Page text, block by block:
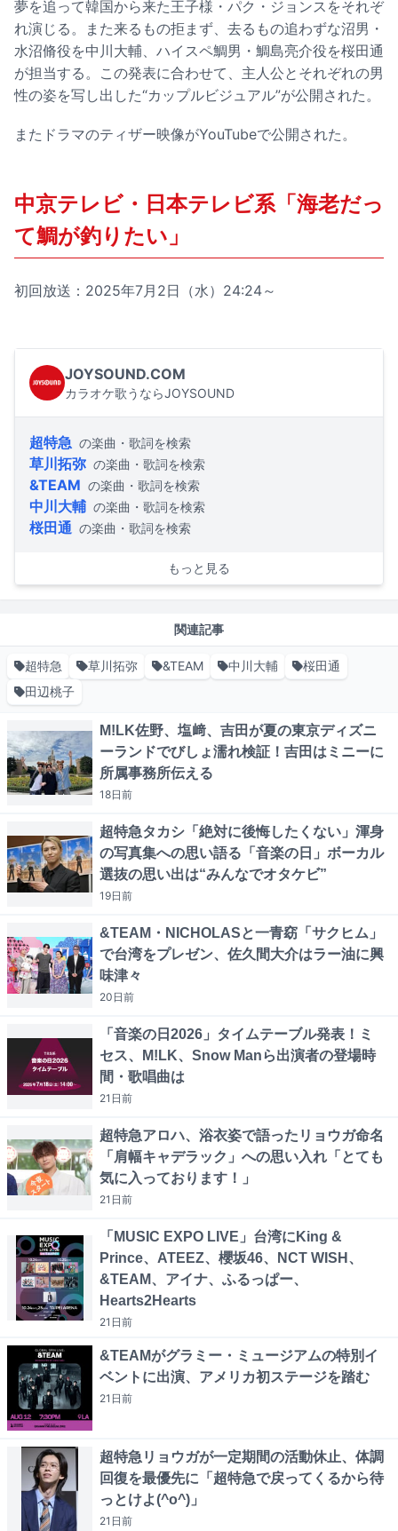
夢を追って韓国から来た王子様・パク・ジョンスをそれぞ
れ演じる。また来るもの拒まず、去るもの追わずな沼男・
水沼脩役を中川大輔、ハイスペ鯛男・鯛島亮介役を桜田通
が担当する。この発表に合わせて、主人公とそれぞれの男
性の姿を写し出した“カップルビジュアル”が公開された。
またドラマのティザー映像がYouTubeで公開された。
中京テレビ・日本テレビ系「海老だっ
て鯛が釣りたい」
初回放送：2025年7月2日（水）24:24～
JOYSOUND.COM
カラオケ歌うならJOYSOUND
超特急 の楽曲・歌詞を検索
草川拓弥 の楽曲・歌詞を検索
&TEAM の楽曲・歌詞を検索
中川大輔 の楽曲・歌詞を検索
桜田通 の楽曲・歌詞を検索
もっと見る
関連記事
超特急 草川拓弥 &TEAM 中川大輔
桜田通
田辺桃子
M!LK佐野、塩﨑、吉田が夏の東京ディズニ
ーランドでびしょ濡れ検証！吉田はミニーに
所属事務所伝える
18日前
超特急タカシ「絶対に後悔したくない」渾身
の写真集への思い語る「音楽の日」ボーカル
選抜の思い出は“みんなでオタケビ”
19日前
&TEAM・NICHOLASと一青窈「サクヒム」
で台湾をプレゼン、佐久間大介はラー油に興
味津々
20日前
「音楽の日2026」タイムテーブル発表！ミ
セス、M!LK、Snow Manら出演者の登場時
間・歌唱曲は
21日前
超特急アロハ、浴衣姿で語ったリョウガ命名
「肩幅キャデラック」への思い入れ「とても
気に入っております！」
21日前
「MUSIC EXPO LIVE」台湾にKing &
Prince、ATEEZ、櫻坂46、NCT WISH、
&TEAM、アイナ、ふるっぱー、
Hearts2Hearts
21日前
&TEAMがグラミー・ミュージアムの特別イ
ベントに出演、アメリカ初ステージを踏む
21日前
超特急リョウガが一定期間の活動休止、体調
回復を最優先に「超特急で戻ってくるから待
っとけよ(^o^)」
21日前